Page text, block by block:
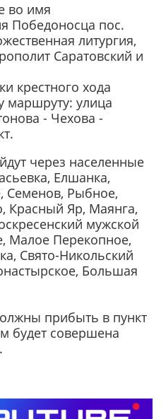
во имя
Победоносца пос.
литургия,
Саратовский и
крестного хода
маршруту: улица
- Чехова -
через населенные
Елшанка,
Семенов, Рыбное,
Красный Яр, Маянга,
мужской
Малое Перекопное,
Свято-Никольский
Большая
прибыть в пункт
будет совершена